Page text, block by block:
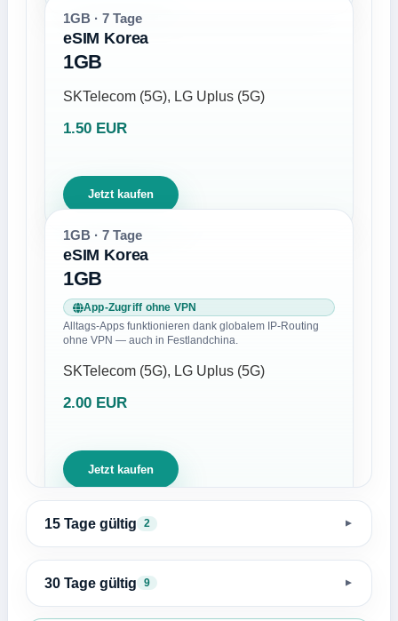
1GB · 7 Tage
eSIM Korea
1GB
SKTelecom (5G), LG Uplus (5G)
1.50 EUR
Jetzt kaufen
1GB · 7 Tage
eSIM Korea
1GB
App-Zugriff ohne VPN
Alltags-Apps funktionieren dank globalem IP-Routing
ohne VPN — auch in Festlandchina.
SKTelecom (5G), LG Uplus (5G)
2.00 EUR
Jetzt kaufen
15 Tage gültig 2 ▼
30 Tage gültig 9 ▼